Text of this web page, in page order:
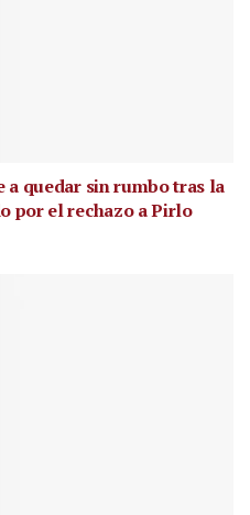
a quedar sin rumbo tras la
por el rechazo a Pirlo